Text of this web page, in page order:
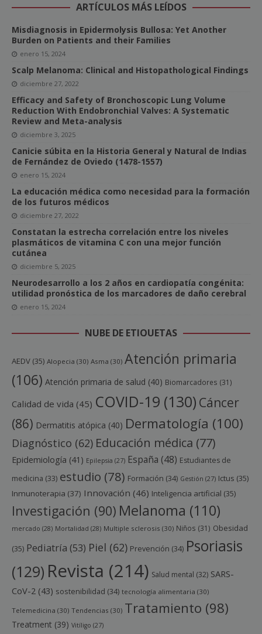
ARTÍCULOS MÁS LEÍDOS
Misdiagnosis in Epidermolysis Bullosa: Yet Another
Burden on Patients and their Families
enero 15, 2024
Scalp Melanoma: Clinical and Histopathological Findings
diciembre 27, 2022
Efficacy and Safety of Bronchoscopic Lung Volume
Reduction With Endobronchial Valves: A Systematic
Review and Meta-analysis
diciembre 3, 2025
Canicie súbita en la Historia General y Natural de Indias
de Fernández de Oviedo (1478-1557)
enero 15, 2024
La educación médica como necesidad para la formación
de los futuros médicos
diciembre 27, 2022
Constatan la estrecha correlación entre los niveles
plasmáticos de vitamina C con una mejor función
cutánea
diciembre 5, 2025
Neurodesarrollo a los 2 años en cardiopatía congénita:
utilidad pronóstica de los marcadores de daño cerebral
enero 15, 2024
NUBE DE ETIQUETAS
AEDV (35) Alopecia (30) Asma (30) Atención primaria
(106) Atención primaria de salud (40) Biomarcadores (31)
Calidad de vida (45) COVID-19 (130) Cáncer
(86) Dermatitis atópica (40) Dermatología (100)
Diagnóstico (62) Educación médica (77)
Epidemiología (41) Epilepsia (27) España (48) Estudiantes de
medicina (33) estudio (78) Formación (34) Gestión (27) Ictus (35)
Inmunoterapia (37) Innovación (46) Inteligencia artificial (35)
Investigación (90) Melanoma (110)
mercado (28) Mortalidad (28) Multiple sclerosis (30) Niños (31) Obesidad
(35) Pediatría (53) Piel (62) Prevención (34) Psoriasis
(129) Revista (214) Salud mental (32) SARS-
CoV-2 (43) sostenibilidad (34) tecnología alimentaria (30)
Telemedicina (30) Tendencias (30) Tratamiento (98)
Treatment (39) Vitíligo (27)